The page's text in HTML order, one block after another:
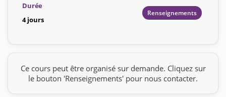
Durée
4 jours
Renseignements
Ce cours peut être organisé sur demande. Cliquez sur
le bouton 'Renseignements' pour nous contacter.